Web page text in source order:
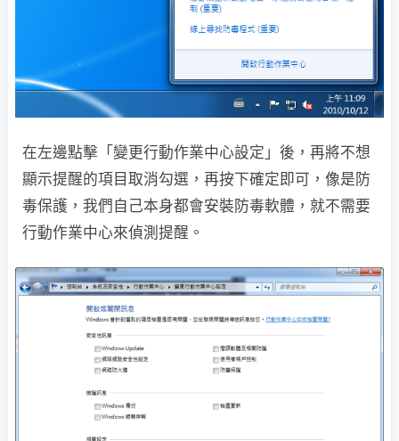
在左邊點擊「變更行動作業中心設定」後，再將不想
顯示提醒的項目取消勾選，再按下確定即可，像是防
毒保護，我們自己本身都會安裝防毒軟體，就不需要
行動作業中心來偵測提醒。